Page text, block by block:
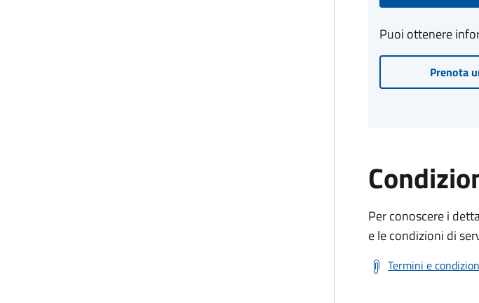
Puoi ottenere
Prenota
Per conoscere i
e le condizioni di
Termini e